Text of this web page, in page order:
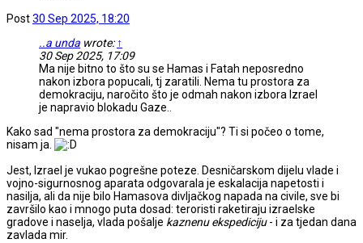
Post30 Sep 2025, 18:20
..a unda wrote: ↑
30 Sep 2025, 17:09
Ma nije bitno to što su se Hamas i Fatah neposredno
nakon izbora popucali, tj zaratili. Nema tu prostora za
demokraciju, naročito što je odmah nakon izbora Izrael
je napravio blokadu Gaze..
Kako sad "nema prostora za demokraciju"? Ti si počeo o tome,
nisam ja.
Jest, Izrael je vukao pogrešne poteze. Desničarskom dijelu vlade i
vojno-sigurnosnog aparata odgovarala je eskalacija napetosti i
nasilja, ali da nije bilo Hamasova divljačkog napada na civile, sve bi
završilo kao i mnogo puta dosad: teroristi raketiraju izraelske
gradove i naselja, vlada pošalje kaznenu ekspediciju- i za tjedan dana
zavlada mir.